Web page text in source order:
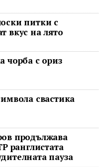
питки с
вкус на лято
чорба с ориз
свастика
продължава
ранглистата
пауза